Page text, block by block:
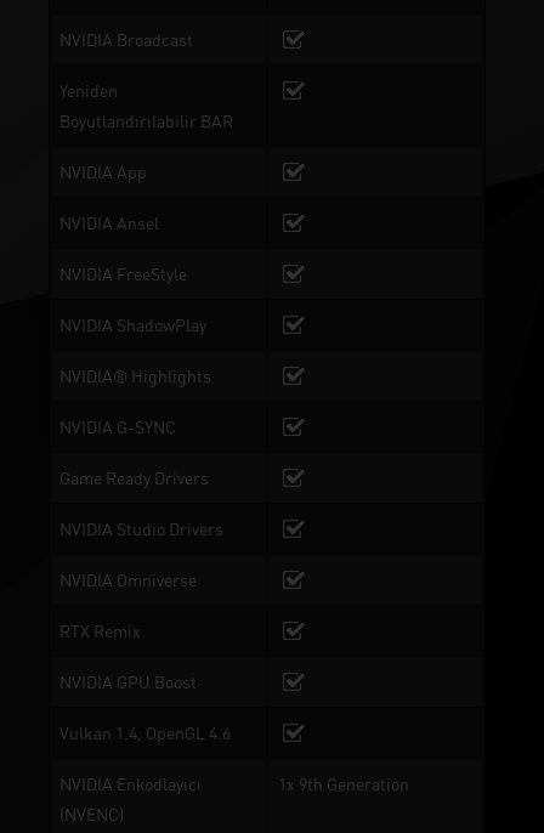
NVIDIA Broadcast
Yeniden
Boyutlandırılabilir BAR
NVIDIA App
NVIDIA Ansel
NVIDIA FreeStyle
NVIDIA ShadowPlay
NVIDIA® Highlights
NVIDIA G-SYNC
Game Ready Drivers
NVIDIA Studio Drivers
NVIDIA Omniverse
RTX Remix
NVIDIA GPU Boost
Vulkan 1.4, OpenGL 4.6
NVIDIA Enkodlayıcı
(NVENC)
1x 9th Generation